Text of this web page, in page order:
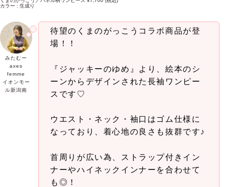
カラー : 生成り
みたむー
axes
femme
イオンモー
ル新潟南
待望のくまのがっこうコラボ商品が登
場！！
『ジャッキーのゆめ』より、絵本のシ
ーンからデザインされた長袖ワンピー
スです♡
ウエスト・ネック・袖口はゴム仕様に
なっており、着心地の良さも抜群です♪
首周りが広い為、ストラップ付きイン
ナーやハイネックインナーを合わせて
も◎！